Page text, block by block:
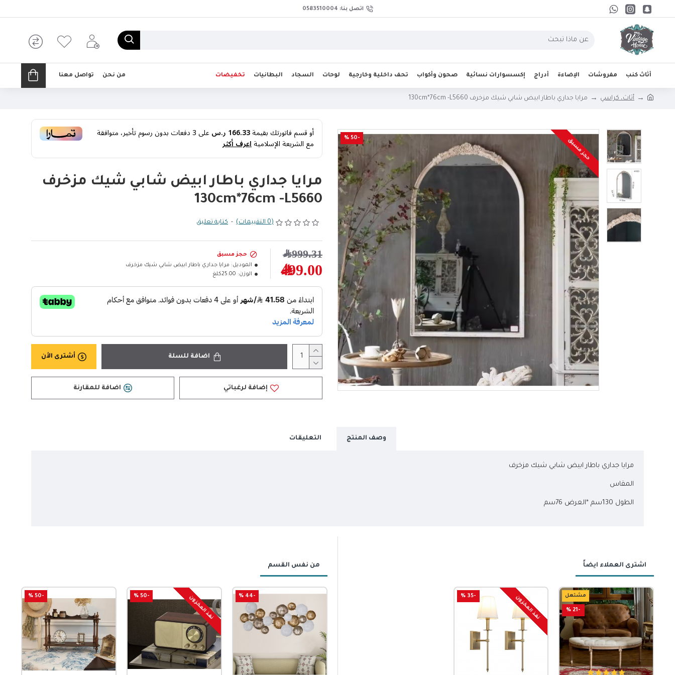
اتصل بنا: 0583510004
أثاث كنب مفروشات الإضاءة أدراج إكسسوارات نسائية صحون وأكواب تحف داخلية وخارجية لوحات السجاد البطانيات تخفيضات من نحن تواصل معنا
أثاث، كراسي مرايا جداري باطار ابيض شابي شيك مزخرف 130cm*76cm -L5660
-50 % حجز مسبق
أو قسم فاتورتك بقيمة166.33 ر.س على3دفعات بدون رسوم تأخير، متوافقة
مع الشريعة الإسلاميةاعرف أكثر
مرايا جداري باطار ابيض شابي شيك مزخرف
130cm*76cm -L5660
(0 التقييمات) - كتابة تعليق
499.00﷼
999.31﷼
حجز مسبق
الموديل: مرايا جداري باطار ابيض شابي شيك مزخرف
الوزن: 25.00كلغ
اضافة للسلة أشترى الأن
إضافة لرغباتي اضافة للمقارنة
وصف المنتج التعليقات
مرايا جداري باطار ابيض شابي شيك مزخرف
المقاس
الطول 130سم *العرض 76سم
اشترى العملاء ايضاً
مشتعل
-21 %
-35 % نفذ المخزون
من نفس القسم
-46 % نفذ المخزون -60 %
-44 %
-50 % نفذ المخزون -50 %